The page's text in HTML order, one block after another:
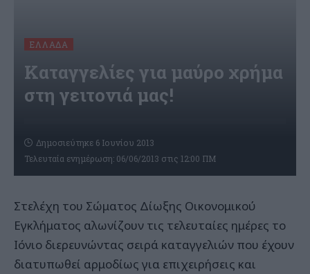
ΕΛΛΆΔΑ
Καταγγελίες για μαύρο χρήμα
στη γειτονιά μας!
Τελευταία ενημέρωση: 06/06/2013 στις 12:00 ΠΜ
Δημοσιεύτηκε 6 Ιουνίου 2013
Στελέχη του Σώματος Δίωξης Οικονομικού
Εγκλήματος αλωνίζουν τις τελευταίες ημέρες το
Ιόνιο διερευνώντας σειρά καταγγελιών που έχουν
διατυπωθεί αρμοδίως για επιχειρήσεις και